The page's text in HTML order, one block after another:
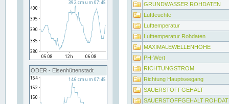
ODER - Eisenhüttenstadt
GRUNDWASSER ROHDATEN
Luftfeuchte
Lufttemperatur
Lufttemperatur Rohdaten
MAXIMALEWELLENHÖHE
PH-Wert
RICHTUNGSTROM
Richtung Hauptseegang
SAUERSTOFFGEHALT
SAUERSTOFFGEHALT